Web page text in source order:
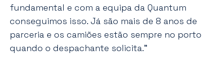
fundamental e com a equipa da Quantum
conseguimos isso. Já são mais de 8 anos de
parceria e os camiões estão sempre no porto
quando o despachante solicita.”